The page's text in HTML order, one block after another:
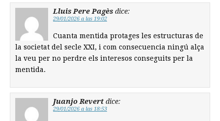
Lluis Pere Pagès dice:
29/01/2026 a las 19:02
Cuanta mentida protages les estructuras de
la societat del secle XXI, i com consecuencia ningú alça
la veu per no perdre els interesos conseguits per la
mentida.
Juanjo Revert dice:
29/01/2026 a las 18:53